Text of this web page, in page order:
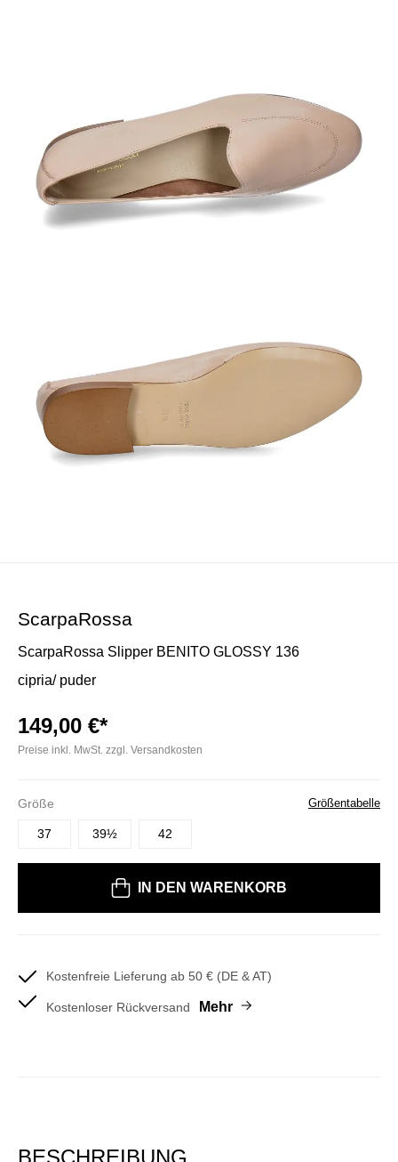
ScarpaRossa
ScarpaRossa Slipper BENITO GLOSSY 136
cipria/ puder
149,00 €*
Preise inkl. MwSt. zzgl. Versandkosten
Größe Größentabelle
37 39½ 42
IN DEN WARENKORB
Kostenfreie Lieferung ab 50 € (DE & AT)
Kostenloser Rückversand Mehr
BESCHREIBUNG